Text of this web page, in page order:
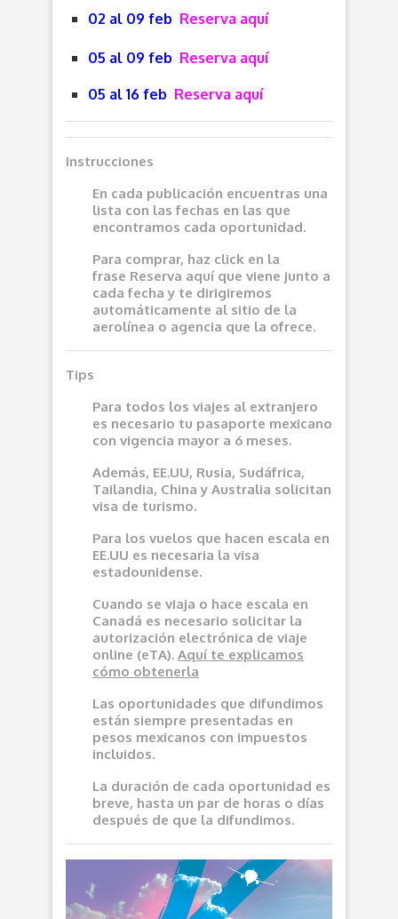
02 al 09 feb Reserva aquí
05 al 09 feb Reserva aquí
05 al 16 feb Reserva aquí
Instrucciones
En cada publicación encuentras una
lista con las fechas en las que
encontramos cada oportunidad.
Para comprar, haz click en la
frase Reserva aquí que viene junto a
cada fecha y te dirigiremos
automáticamente al sitio de la
aerolínea o agencia que la ofrece.
Tips
Para todos los viajes al extranjero
es necesario tu pasaporte mexicano
con vigencia mayor a 6 meses.
Además, EE.UU, Rusia, Sudáfrica,
Tailandia, China y Australia solicitan
visa de turismo.
Para los vuelos que hacen escala en
EE.UU es necesaria la visa
estadounidense.
Cuando se viaja o hace escala en
Canadá es necesario solicitar la
autorización electrónica de viaje
online (eTA). Aquí te explicamos
cómo obtenerla
Las oportunidades que difundimos
están siempre presentadas en
pesos mexicanos con impuestos
incluidos.
La duración de cada oportunidad es
breve, hasta un par de horas o días
después de que la difundimos.